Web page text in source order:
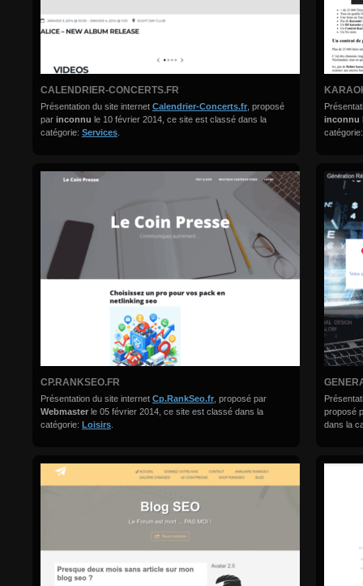
CALENDRIER-CONCERTS.FR
Présentation du site internet Calendrier-Concerts.fr , proposé
par inconnu le 10 février 2014, ce site est classé dans la
catégorie: Services
inconnu
CP.RANKSEO.FR
Présentation du site internet Cp.RankSeo.fr , proposé par
Webmaster le 05 février 2014, ce site est classé dans la
catégorie: Loisirs
proposé
dans la